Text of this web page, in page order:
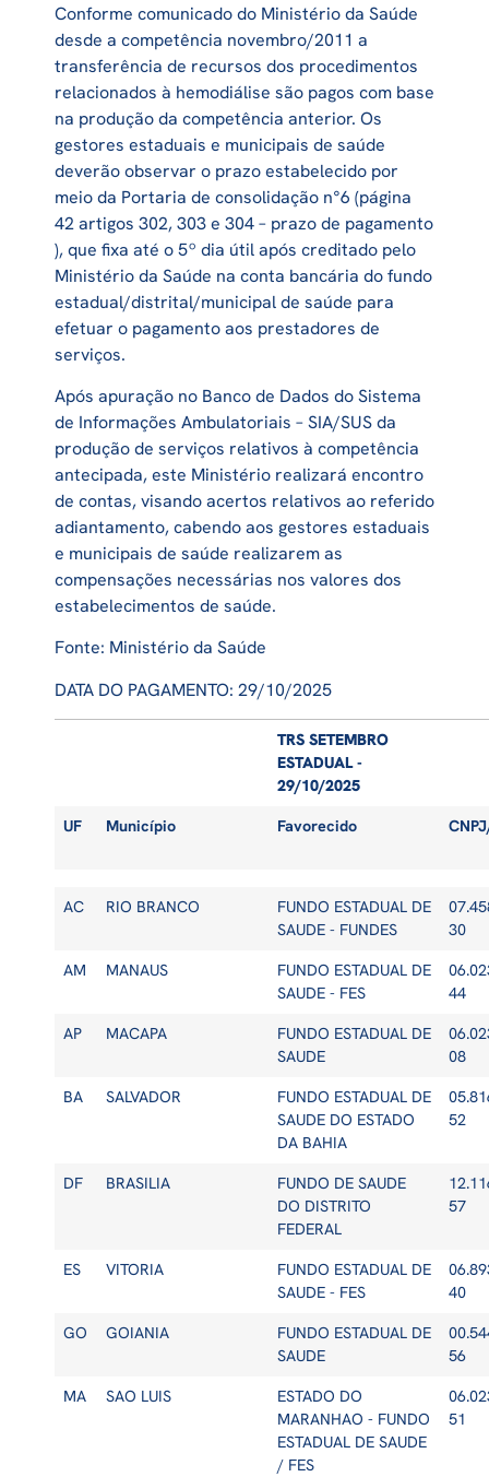
Conforme comunicado do Ministério da Saúde
desde a competência novembro/2011 a
transferência de recursos dos procedimentos
relacionados à hemodiálise são pagos com base
na produção da competência anterior. Os
gestores estaduais e municipais de saúde
deverão observar o prazo estabelecido por
meio da Portaria de consolidação n°6 (página
42 artigos 302, 303 e 304 – prazo de pagamento
), que fixa até o 5º dia útil após creditado pelo
Ministério da Saúde na conta bancária do fundo
estadual/distrital/municipal de saúde para
efetuar o pagamento aos prestadores de
serviços.
Após apuração no Banco de Dados do Sistema
de Informações Ambulatoriais – SIA/SUS da
produção de serviços relativos à competência
antecipada, este Ministério realizará encontro
de contas, visando acertos relativos ao referido
adiantamento, cabendo aos gestores estaduais
e municipais de saúde realizarem as
compensações necessárias nos valores dos
estabelecimentos de saúde.
Fonte: Ministério da Saúde
DATA DO PAGAMENTO: 29/10/2025
TRS SETEMBRO
ESTADUAL -
29/10/2025
UF Município Favorecido
AC RIO BRANCO
FUNDO ESTADUAL DE
SAUDE - FUNDES
30
AM MANAUS
FUNDO ESTADUAL DE
SAUDE - FES
44
AP MACAPA
FUNDO ESTADUAL DE
SAUDE
08
BA SALVADOR
FUNDO ESTADUAL DE
SAUDE DO ESTADO
DA BAHIA
52
DF BRASILIA
FUNDO DE SAUDE
DO DISTRITO
FEDERAL
57
ES VITORIA
FUNDO ESTADUAL DE
SAUDE - FES
40
GO GOIANIA
FUNDO ESTADUAL DE
SAUDE
56
MA SAO LUIS
ESTADO DO
MARANHAO - FUNDO
ESTADUAL DE SAUDE
/ FES
51